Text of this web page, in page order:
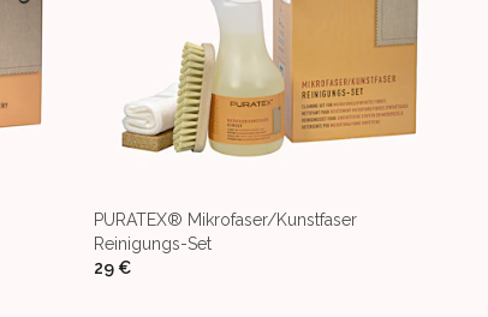
PURATEX® Mikrofaser/Kunstfaser
Reinigungs-Set
29 €